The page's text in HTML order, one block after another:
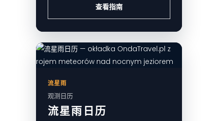
查看指南
流星雨
观测日历
流星雨日历